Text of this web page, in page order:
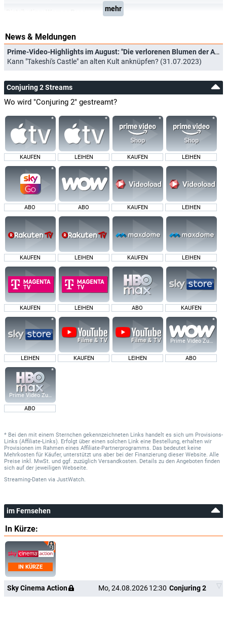
mehr
News & Meldungen
Prime-Video-Highlights im August: "Die verlorenen Blumen der Alice Hart" und "Shelter - Der schwarze Schmetterling"
Kann "Takeshi's Castle" an alten Kult anknüpfen? (31.07.2023)
Conjuring 2 Streams
Wo wird "Conjuring 2" gestreamt?
KAUFEN LEIHEN KAUFEN LEIHEN
ABO ABO KAUFEN LEIHEN
KAUFEN LEIHEN KAUFEN LEIHEN
KAUFEN LEIHEN ABO KAUFEN
LEIHEN KAUFEN LEIHEN
Prime Video Zusatz-
ABO
Prime Video Zusatz-Kanäle
ABO
* Bei den mit einem Sternchen gekennzeichneten Links handelt es sich um Provisions-
Links (Affiliate-Links). Erfolgt über einen solchen Link eine Bestellung, erhalten wir
Provisionen im Rahmen eines Affiliate-Partnerprogramms. Das bedeutet keine
Mehrkosten für Käufer, unterstützt uns aber bei der Finanzierung dieser Website. Alle
Preise inkl. MwSt. und ggf. zuzüglich Versandkosten. Details zu den Angeboten finden
sich auf der jeweiligen Webseite.
Streaming-Daten via JustWatch.
im Fernsehen
In Kürze:
IN KÜRZE
Sky Cinema Action Mo, 24.08.202612:30 Conjuring 2